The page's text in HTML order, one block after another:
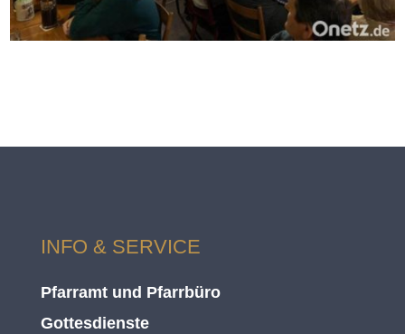
INFO & SERVICE
Pfarramt und Pfarrbüro
Gottesdienste